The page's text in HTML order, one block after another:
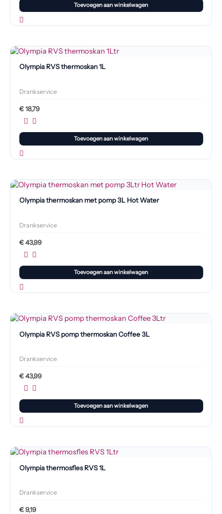
Toevoegen aan winkelwagen
Olympia RVS thermoskan 1L
Drankservice
€18,79
Toevoegen aan winkelwagen
Olympia thermoskan met pomp 3L Hot Water
Drankservice
€43,99
Toevoegen aan winkelwagen
Olympia RVS pomp thermoskan Coffee 3L
Drankservice
€43,99
Toevoegen aan winkelwagen
Olympia thermosfles RVS 1L
Drankservice
€9,19